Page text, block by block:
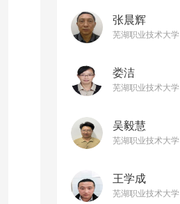
张晨辉
芜湖职业技术大学
娄洁
芜湖职业技术大学
吴毅慧
芜湖职业技术大学
王学成
芜湖职业技术大学